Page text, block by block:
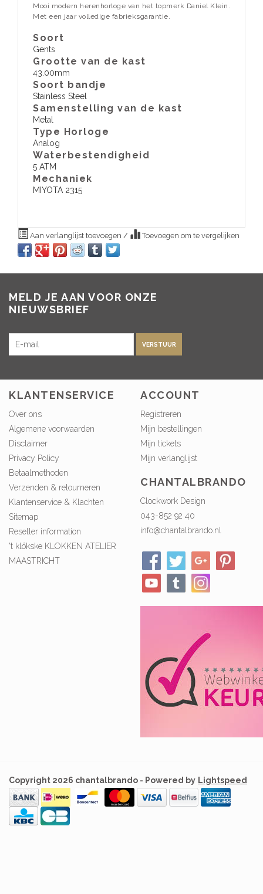
Mooi modern herenhorloge van het topmerk Daniel Klein.
Met een jaar volledige fabrieksgarantie.
Soort
Gents
Grootte van de kast
43.00mm
Soort bandje
Stainless Steel
Samenstelling van de kast
Metal
Type Horloge
Analog
Waterbestendigheid
5 ATM
​Mechaniek
MIYOTA 2315
Aan verlanglijst toevoegen / Toevoegen om te vergelijken
MELD JE AAN VOOR ONZE
NIEUWSBRIEF
VERSTUUR
KLANTENSERVICE
Over ons
Algemene voorwaarden
Disclaimer
Privacy Policy
Betaalmethoden
Verzenden & retourneren
Klantenservice & Klachten
Sitemap
Reseller information
't klökske KLOKKEN ATELIER
MAASTRICHT
ACCOUNT
Registreren
Mijn bestellingen
Mijn tickets
Mijn verlanglijst
CHANTALBRANDO
Clockwork Design
043-852 92 40
info@chantalbrando.nl
Copyright 2026 chantalbrando - Powered by Lightspeed